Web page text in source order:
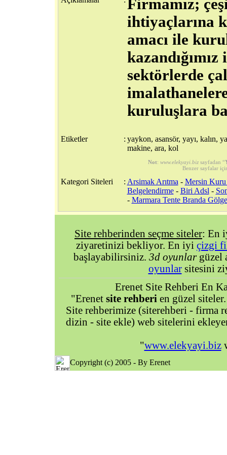
Firmamız;
ihtiyaçlarına
amacı ile
sektörlerde
kuruluşlara
Etiketler : yaykon, asansör, yayı, kalın,
makine, ara, kol
Not: www.elekyayi.biz sayfadan “
Benzer sayfalar
Kategori Siteleri : Arsimak Arıtma - Mersin Kuru
Belgelendirme- Biri Adsl -
- Marmara Tente Branda
Site rehberinden seçme siteler: En
ziyaretinizi bekliyor. En iyi çizgi
başlayabilirsiniz. 3d oyunlargüzel
oyunlarsitesini
Erenet Site Rehberi En
"Erenet site rehberi en güzel
Site rehberimize (siterehberi - firma
dizin - site ekle) web sitelerini
"www.elekyayi.biz
Copyright (c) 2005 - By Erenet